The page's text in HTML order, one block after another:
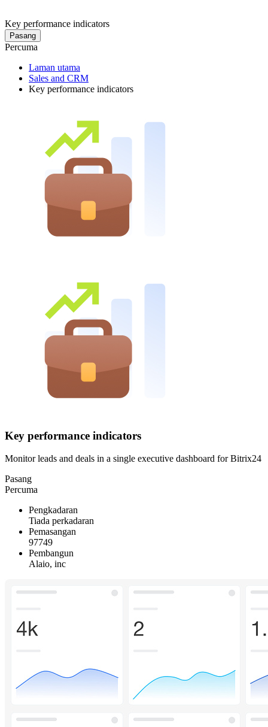
Key performance indicators
Pasang
Percuma
Laman utama
Sales and CRM
Key performance indicators
Key performance indicators
Monitor leads and deals in a single executive dashboard for Bitrix24
Pasang
Percuma
Pengkadaran
Tiada perkadaran
Pemasangan
97749
Pembangun
Alaio, inc